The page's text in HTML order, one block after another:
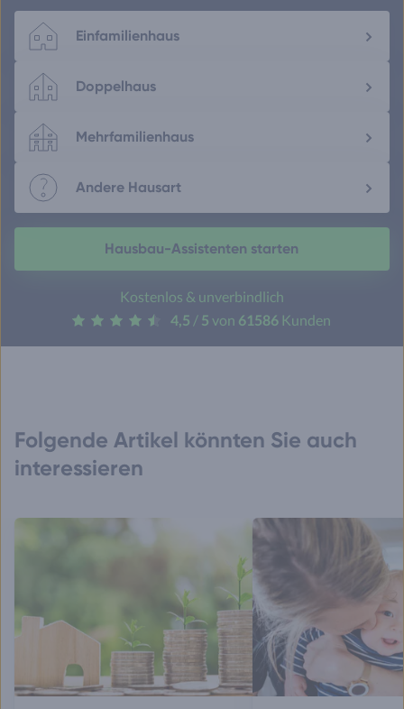
Einfamilienhaus
Doppelhaus
Mehrfamilienhaus
Andere Hausart
Hausbau-Assistenten starten
Kostenlos & unverbindlich
4,5 / 5 von 61586 Kunden
Folgende Artikel könnten Sie auch
interessieren